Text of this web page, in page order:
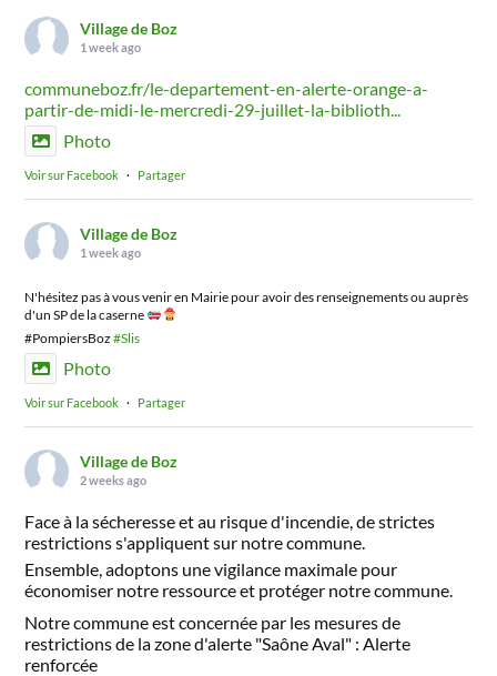
Village de Boz
1 week ago
communeboz.fr/le-departement-en-alerte-orange-a-
partir-de-midi-le-mercredi-29-juillet-la-biblioth...
Photo
Voir sur Facebook · Partager
Village de Boz
1 week ago
N'hésitez pas à vous venir en Mairie pour avoir des renseignements ou auprès
d'un SP de la caserne
#PompiersBoz#Slis
Photo
Voir sur Facebook · Partager
Village de Boz
2 weeks ago
Face à la sécheresse et au risque d'incendie, de strictes
restrictions s'appliquent sur notre commune.
Ensemble, adoptons une vigilance maximale pour
économiser notre ressource et protéger notre commune.
Notre commune est concernée par les mesures de
restrictions de la zone d'alerte "Saône Aval" : Alerte
renforcée